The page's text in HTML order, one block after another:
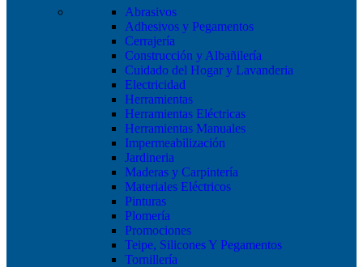
Abrasivos
Adhesivos y Pegamentos
Cerrajería
Construcción y Albañilería
Cuidado del Hogar y Lavanderia
Electricidad
Herramientas
Herramientas Eléctricas
Herramientas Manuales
Impermeabilización
Jardineria
Maderas y Carpintería
Materiales Eléctricos
Pinturas
Plomería
Promociones
Teipe, Silicones Y Pegamentos
Tornillería